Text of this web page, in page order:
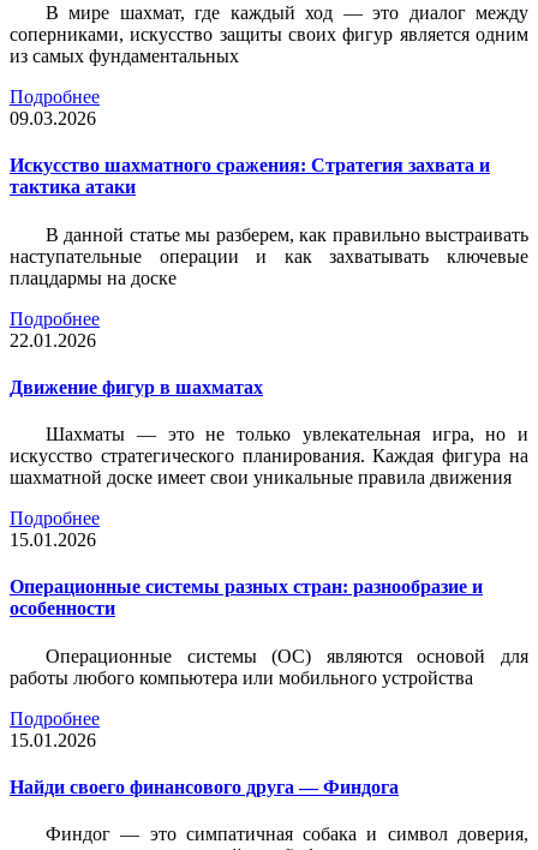
В мире шахмат, где каждый ход — это диалог между
соперниками, искусство защиты своих фигур является одним
из самых фундаментальных
Подробнее
09.03.2026
Искусство шахматного сражения: Стратегия захвата и
тактика атаки
В данной статье мы разберем, как правильно выстраивать
наступательные операции и как захватывать ключевые
плацдармы на доске
Подробнее
22.01.2026
Движение фигур в шахматах
Шахматы — это не только увлекательная игра, но и
искусство стратегического планирования. Каждая фигура на
шахматной доске имеет свои уникальные правила движения
Подробнее
15.01.2026
Операционные системы разных стран: разнообразие и
особенности
Операционные системы (ОС) являются основой для
работы любого компьютера или мобильного устройства
Подробнее
15.01.2026
Найди своего финансового друга — Финдога
Финдог — это симпатичная собака и символ доверия,